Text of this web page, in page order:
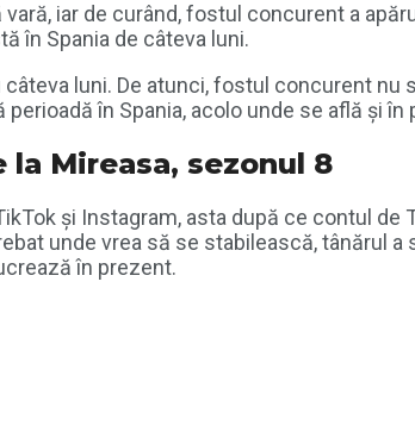
iar de curând, fostul concurent a
în Spania de câteva luni.
luni. De atunci, fostul concurent nu
în Spania, acolo unde se află și în
Mireasa, sezonul 8
și Instagram, asta după ce contul
unde vrea să se stabilească, tânărul
în prezent.